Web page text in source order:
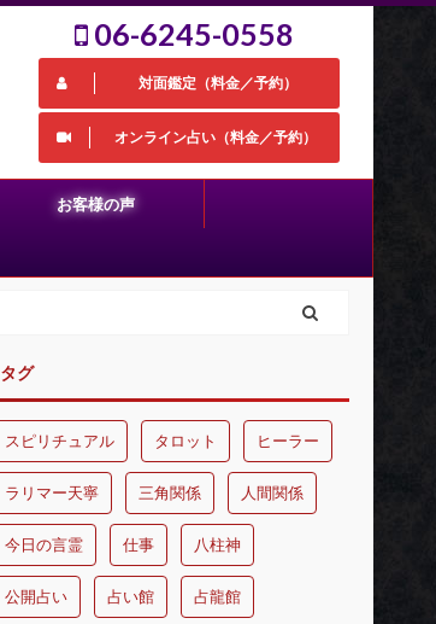
06-6245-0558
対面鑑定（料金／予約）
オンライン占い（料金／予約）
お客様の声
タグ
スピリチュアル タロット ヒーラー
ラリマー天寧 三角関係 人間関係
今日の言霊 仕事 八柱神
公開占い 占い館 占龍館